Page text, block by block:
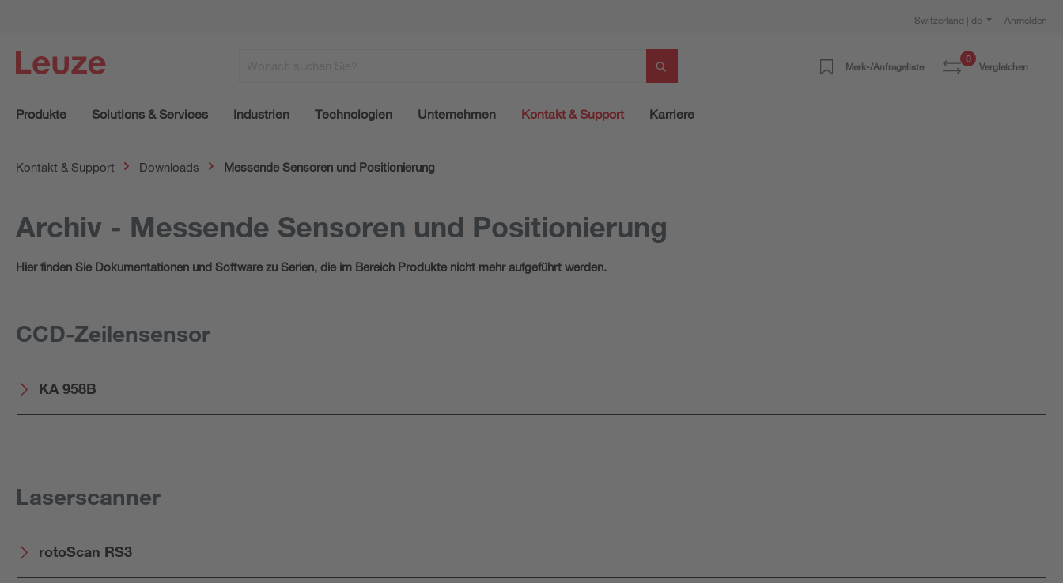
Switzerland | de Anmelden
Merk-/Anfrageliste
0
Vergleichen
Produkte Solutions & Services Industrien Technologien Unternehmen Kontakt & Support Karriere
Kontakt & Support Downloads Messende Sensoren und Positionierung
Archiv - Messende Sensoren und Positionierung
Hier finden Sie Dokumentationen und Software zu Serien, die im Bereich Produkte nicht mehr aufgeführt werden.
CCD-Zeilensensor
KA 958B
Laserscanner
rotoScan RS3